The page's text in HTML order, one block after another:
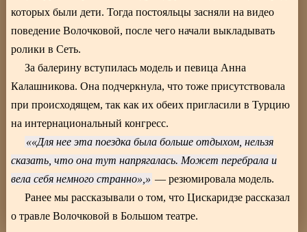
которых были дети. Тогда постояльцы засняли на видео
поведение Волочковой, после чего начали выкладывать
ролики в Сеть.
За балерину вступилась модель и певица Анна
Калашникова. Она подчеркнула, что тоже присутствовала
при происходящем, так как их обеих пригласили в Турцию
на интернациональный конгресс.
«Для нее эта поездка была больше отдыхом, нельзя
сказать, что она тут напрягалась. Может перебрала и
вела себя немного странно»,
— резюмировала модель.
Ранее мы рассказывали о том, что Цискаридзе рассказал
о травле Волочковой в Большом театре.